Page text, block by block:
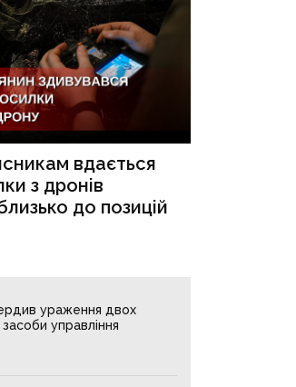
вдається
з дронів
до позицій
ураження двох
управління